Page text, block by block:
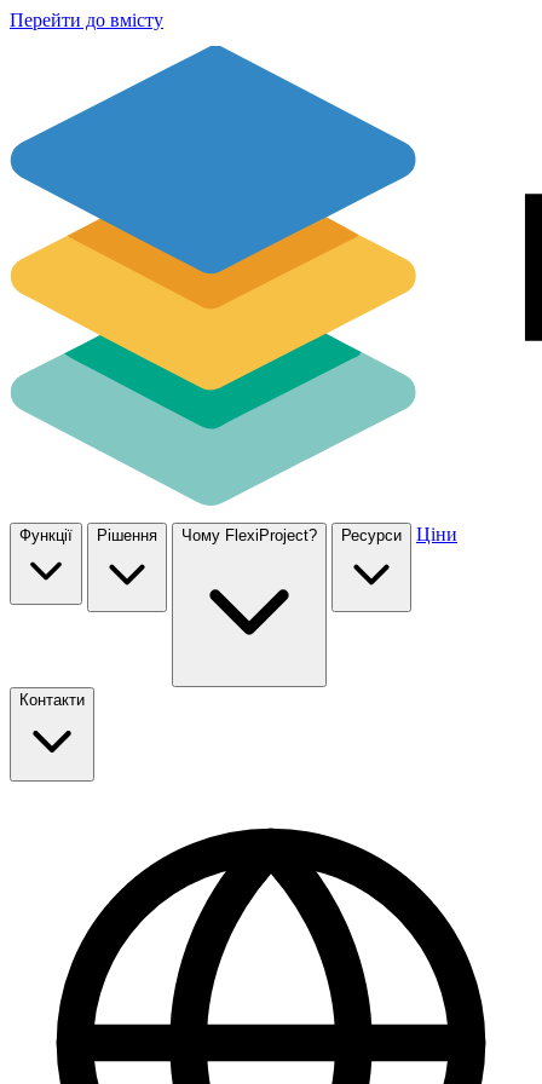
Перейти до вмісту
Функції Рішення Чому FlexiProject? Ресурси Ціни
Контакти